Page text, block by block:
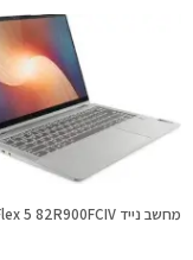
מחשב נייד IP Flex 5 82R900FCIV